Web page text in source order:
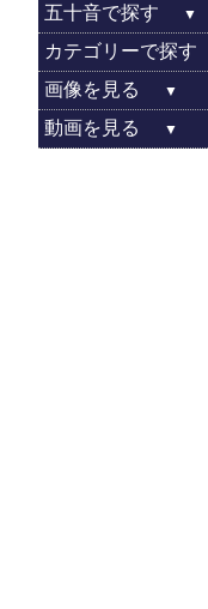
五十音で探す
カテゴリーで探す
画像を見る
動画を見る